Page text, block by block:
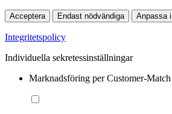
Acceptera Endast nödvändiga Anpassa
Integritetspolicy
Individuella sekretessinställningar
Marknadsföring per Customer-Match